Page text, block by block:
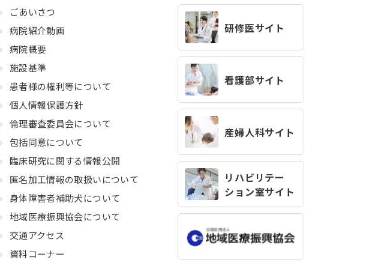
ごあいさつ
病院紹介動画
病院概要
施設基準
患者様の権利等について
個人情報保護方針
倫理審査委員会について
包括同意について
臨床研究に関する情報公開
匿名加工情報の取扱いについて
身体障害者補助犬について
地域医療振興協会について
交通アクセス
資料コーナー
研修医サイト
看護部サイト
産婦人科サイト
リハビリテー
ション室サイト